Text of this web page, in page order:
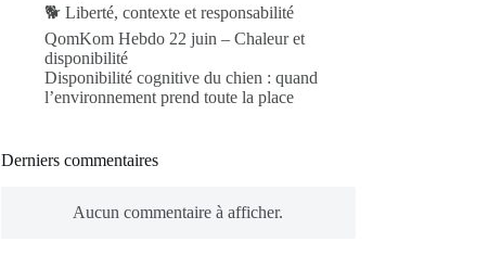
🐕 Liberté, contexte et responsabilité
QomKom Hebdo 22 juin – Chaleur et
disponibilité
Disponibilité cognitive du chien : quand
l’environnement prend toute la place
Derniers commentaires
Aucun commentaire à afficher.